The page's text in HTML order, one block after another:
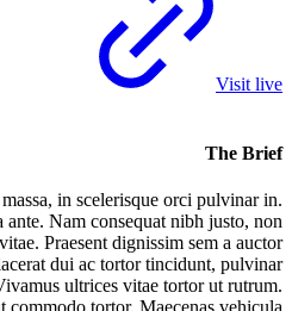
Visit live
The Brief
in scelerisque orci pulvinar in.
ante. Nam consequat nibh justo, non
Praesent dignissim sem a auctor
dui ac tortor tincidunt, pulvinar
ultrices vitae tortor ut rutrum.
commodo tortor. Maecenas vehicula